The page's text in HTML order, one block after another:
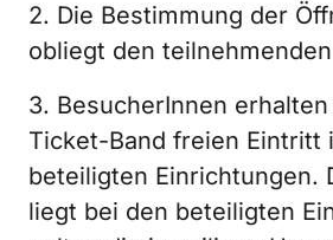
2. Die Bestimmung der
obliegt den
3. BesucherInnen
Ticket-Band freien Eintritt
beteiligten Einrichtungen.
liegt bei den beteiligten